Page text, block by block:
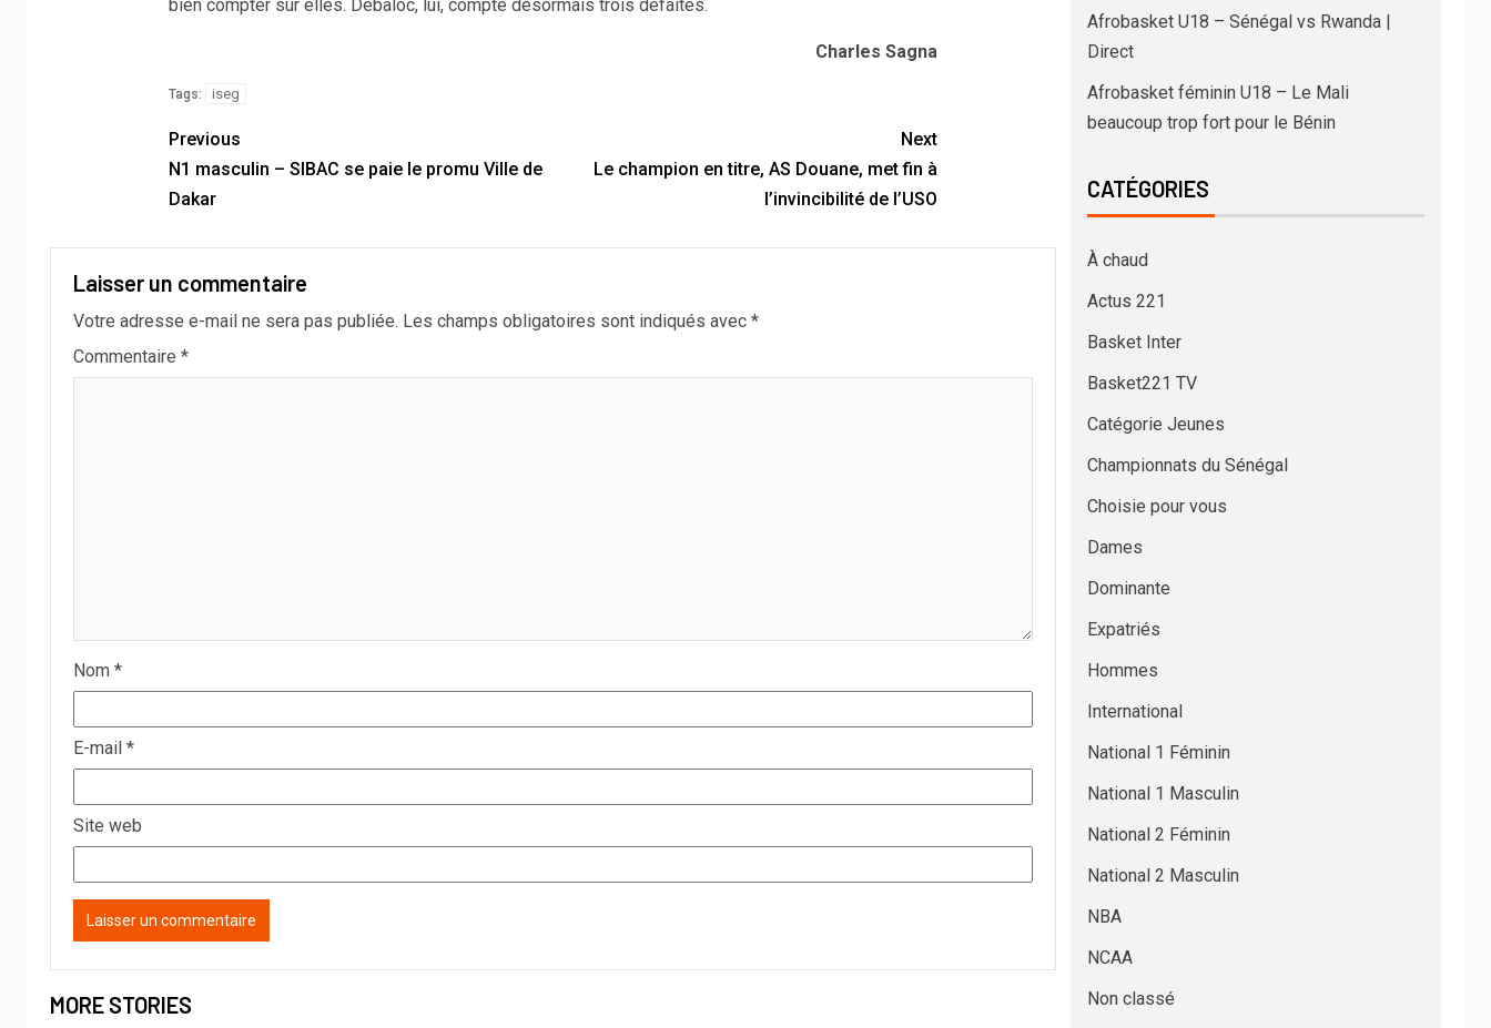
bien compter sur elles. Debaloc, lui, compte désormais trois défaites.
Charles Sagna
Tags: iseg
Previous
N1 masculin – SIBAC se paie le promu Ville de
Dakar
Next
Le champion en titre, AS Douane, met fin à
l’invincibilité de l’USO
Laisser un commentaire
Votre adresse e-mail ne sera pas publiée. Les champs obligatoires sont indiqués avec *
Commentaire *
Nom *
E-mail *
Site web
MORE STORIES
Afrobasket U18 – Sénégal vs Rwanda |
Direct
Afrobasket féminin U18 – Le Mali
beaucoup trop fort pour le Bénin
CATÉGORIES
À chaud
Actus 221
Basket Inter
Basket221 TV
Catégorie Jeunes
Championnats du Sénégal
Choisie pour vous
Dames
Dominante
Expatriés
Hommes
International
National 1 Féminin
National 1 Masculin
National 2 Féminin
National 2 Masculin
NBA
NCAA
Non classé